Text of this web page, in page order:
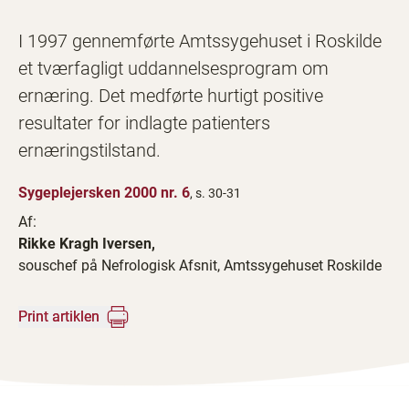
I 1997 gennemførte Amtssygehuset i Roskilde
et tværfagligt uddannelsesprogram om
ernæring. Det medførte hurtigt positive
resultater for indlagte patienters
ernæringstilstand.
Sygeplejersken 2000 nr. 6, s. 30-31
Af:
Rikke Kragh Iversen,
souschef på Nefrologisk Afsnit, Amtssygehuset Roskilde
Print artiklen